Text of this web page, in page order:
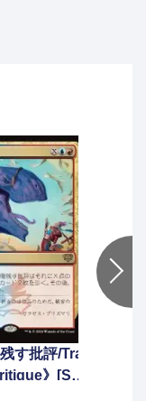
す批評/Tra
》[SO